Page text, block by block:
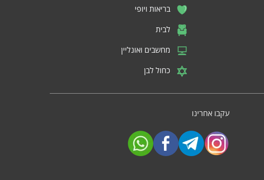
בריאות ויופי
לבית
מחשבים ואונליין
כחול לבן
עקבו אחרינו